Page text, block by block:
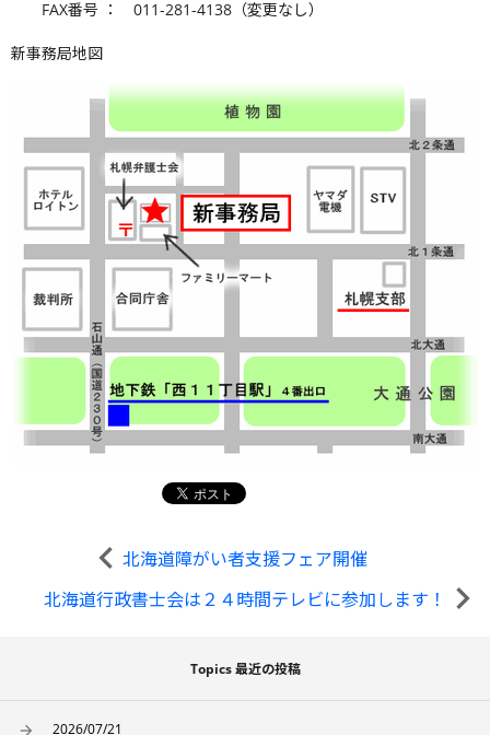
FAX番号 ： 011-281-4138（変更なし）
新事務局地図
北海道障がい者支援フェア開催
北海道行政書士会は２４時間テレビに参加します！
Topics 最近の投稿
2026/07/21